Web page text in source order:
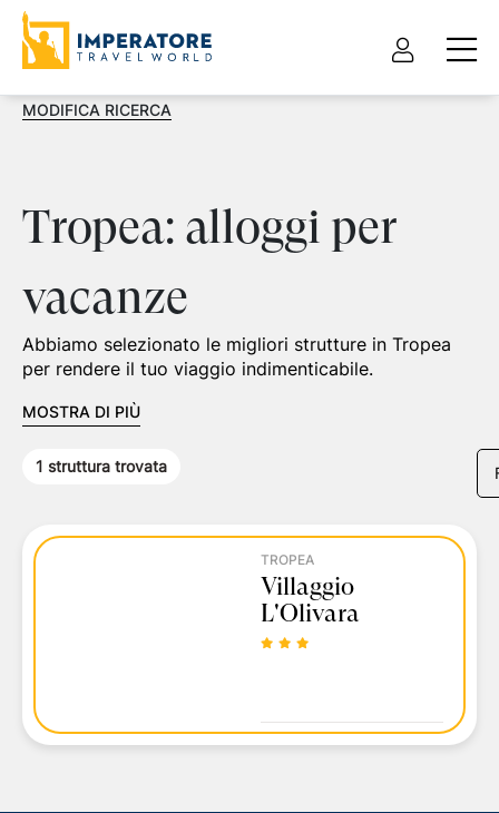
MODIFICA RICERCA
Tropea: alloggi per
vacanze
Abbiamo selezionato le migliori strutture in Tropea
per rendere il tuo viaggio indimenticabile.
MOSTRA DI PIÙ
1 struttura trovata
TROPEA
Villaggio
L'Olivara